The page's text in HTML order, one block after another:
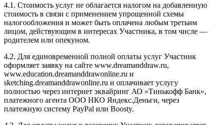
4.1. Cтоимость услуг не облагается налогом на добавленную
стоимость в связи с применением упрощенной схемы
налогообложения и может быть оплачена любым третьим
лицом, действующим в интересах Участника, в том числе —
родителем или опекуном.
4.2. Для единовременной полной оплаты услуг Участник
оформляет заявку на сайте www.dreamanddraw.ru,
www.education.dreamanddrawonline.ru и
sketching.dreamanddrawonline.ru и оплачивает услугу
полностью через интернет эквайринг АО «Тинькофф Банк»,
платежного агента ООО НКО Яндекс.Деньги, через
платежную систему PayPal или Boosty.